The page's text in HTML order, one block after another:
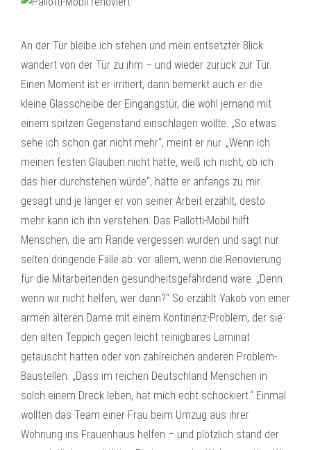
An der Tür bleibe ich stehen und mein entsetzter Blick
wandert von der Tür zu ihm – und wieder zurück zur Tür.
Einen Moment ist er irritiert, dann bemerkt auch er die
kleine Glasscheibe der Eingangstür, die wohl jemand mit
einem spitzen Gegenstand einschlagen wollte. „So etwas
sehe ich schon gar nicht mehr“, meint er nur. „Wenn ich
meinen festen Glauben nicht hätte, weiß ich nicht, ob ich
das hier durchstehen würde“, hatte er anfangs zu mir
gesagt und je länger er von seiner Arbeit erzählt, desto
mehr kann ich ihn verstehen. Das Pallotti-Mobil hilft
Menschen, die am Rande vergessen wurden und sagt nur
selten dringende Fälle ab: vor allem, wenn die Renovierung
für die Mitarbeitenden gesundheitsgefährdend wäre. „Denn
wenn wir nicht helfen, wer dann?“ So erzählt Yakob von einer
armen älteren Dame mit einem Kontinenz-Problem, der sie
den alten Teppich gegen leicht reinigbares Laminat
getauscht hatten oder von zahlreichen anderen Problem-
Baustellen. „Dass im reichen Deutschland Menschen in
solch einem Dreck leben, hat mich echt schockiert.“ Einmal
wollten das Team einer Frau beim Umzug aus ihrer
Wohnung ins Frauenhaus helfen – und plötzlich stand der